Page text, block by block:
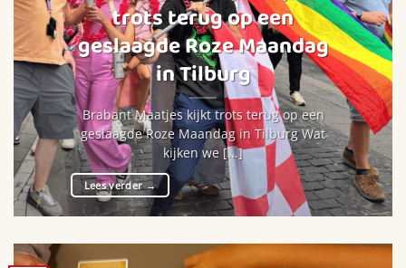
trots terug op een
geslaagde Roze Maandag
in Tilburg
Brabant Maatjes kijkt trots terug op een
geslaagde Roze Maandag in Tilburg Wat
kijken we [...]
Lees verder→